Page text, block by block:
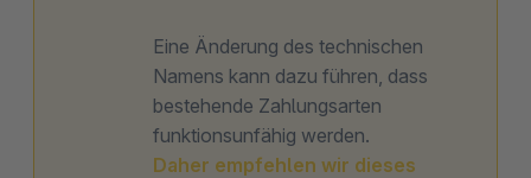
Eine Änderung des technischen
Namens kann dazu führen, dass
bestehende Zahlungsarten
funktionsunfähig werden.
Daher empfehlen wir dieses